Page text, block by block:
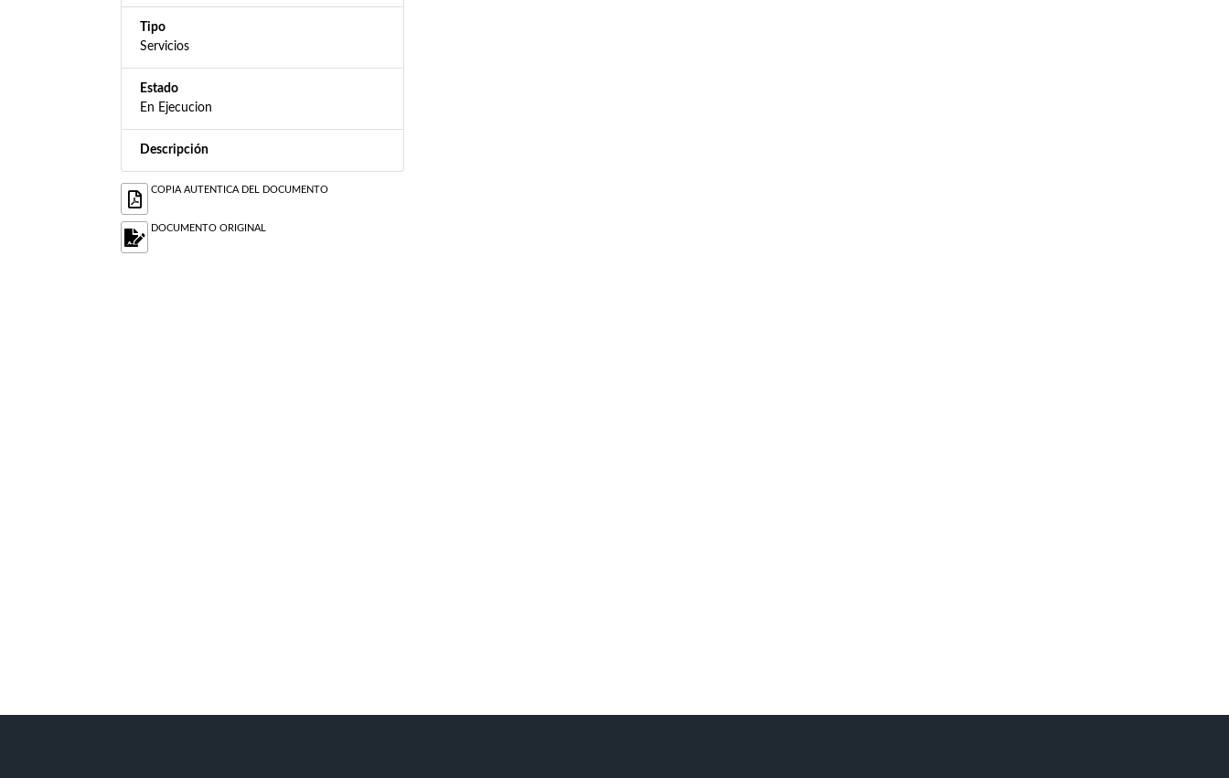
Tipo
Servicios
Estado
En Ejecucion
Descripción
COPIA AUTENTICA DEL DOCUMENTO
DOCUMENTO ORIGINAL